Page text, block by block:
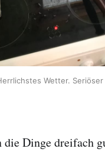
Wetter.
die Dinge dreifach